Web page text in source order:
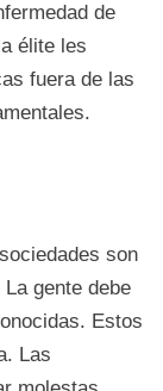
de
élite les
fuera de las
son
gente debe
Estos
Las